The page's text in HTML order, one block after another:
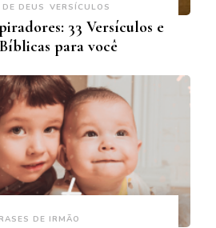
DE DEUS VERSÍCULOS
33 Versículos e
para você
DE IRMÃO